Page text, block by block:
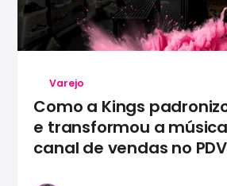
Varejo
Como a Kings
e transformou a
canal de vendas no PDV